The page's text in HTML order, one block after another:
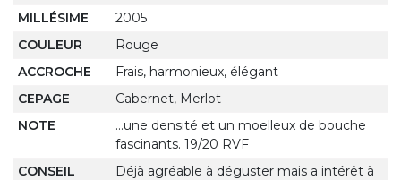
MILLÉSIME
2005
COULEUR
Rouge
ACCROCHE
Frais, harmonieux, élégant
CEPAGE
Cabernet, Merlot
NOTE
...une densité et un moelleux de bouche
fascinants. 19/20 RVF
CONSEIL
Déjà agréable à déguster mais a intérêt à